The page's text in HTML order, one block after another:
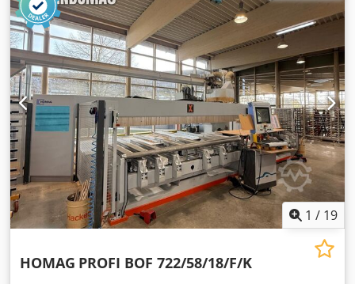
1 / 19
HOMAG PROFI BOF 722/58/18/F/K